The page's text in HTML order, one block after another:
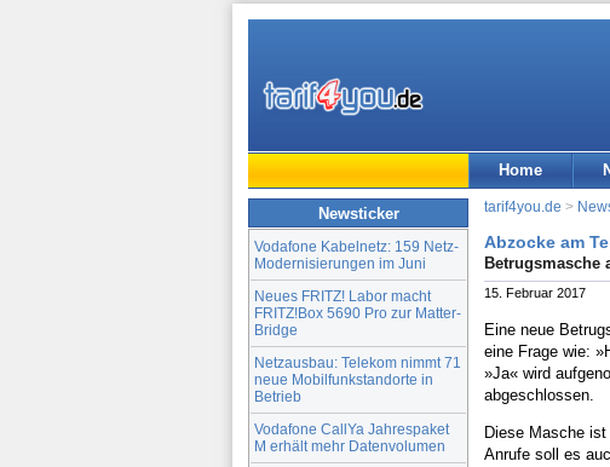
Home
Newsticker
Vodafone Kabelnetz: 159 Netz-
Modernisierungen im Juni
Neues FRITZ! Labor macht
FRITZ!Box 5690 Pro zur Matter-
Bridge
Netzausbau: Telekom nimmt 71
neue Mobilfunkstandorte in
Betrieb
Vodafone CallYa Jahrespaket
M erhält mehr Datenvolumen
tarif4you.de >
Abzocke am
Betrugsmasche
15. Februar 2017
Eine neue
eine Frage wie:
»Ja« wird
abgeschlossen.
Diese Masche
Anrufe soll es